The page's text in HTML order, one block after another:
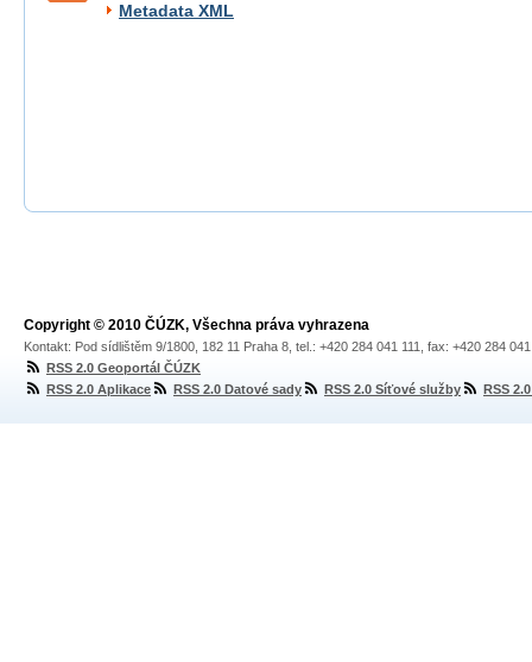
Metadata XML
Copyright © 2010 ČÚZK, Všechna práva vyhrazena
Kontakt: Pod sídlištěm 9/1800, 182 11 Praha 8, tel.: +420 284 041 111, fax: +420 284
RSS 2.0 Geoportál ČÚZK
RSS 2.0 Aplikace
RSS 2.0 Datové sady RSS 2.0 Síťové služby RSS